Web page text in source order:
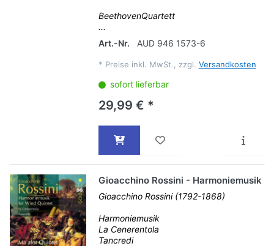
BeethovenQuartett
...
Art.-Nr.
AUD 946 1573-6
* Preise inkl. MwSt., zzgl. Versandkosten
sofort lieferbar
29,99 € *
Gioacchino Rossini - Harmoniemusik
Gioacchino Rossini (1792-1868)
Harmoniemusik
La Cenerentola
Tancredi